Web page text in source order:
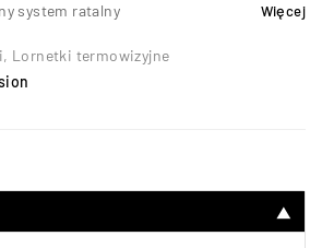
system ratalny Więcej
, Lornetki termowizyjne
▼